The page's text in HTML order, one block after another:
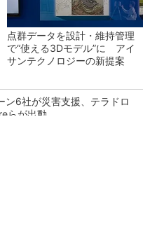
点群データを設計・維持管理
で“使える3Dモデル”に アイ
サンテクノロジーの新提案
ン6社が災害支援、テラドロ
らが出動